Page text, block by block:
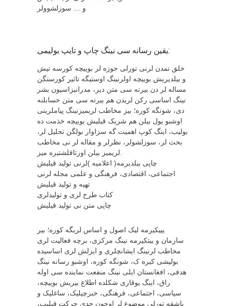
و … سوزلشوولر
یقین رسانه سی نینگ چاپ و تایپ بولیمی:
خلق تمدن لرنی تورلی حوزه لر بوییچه کورسه تیش
و بیلدیریش بوییچه اولرنینگ اوستیگه تاثیر کورستگن
مساله لر دن بیرته سی متن دیر، مدرانیزاسیون بشر
نینگ اساسی رکن لریدن هم بیرته سی متن حسابلنه
دی، شونگه کوره؛ بیز مخاطب لریمیزنینگ پیاملرینی
اوشبو یول بیلن هم شریک قیلیش بوییچه خذمت ده
بولیب، اینگ کوپ اهمیت گه سزاوار بولگن تحلیل لر،
بحث لر، سوزلشولر، نظرلر و مقاله لر نی مخاطب
چاپی بیلدیرمه( اعلامیه )لرنی تولید قیلیش
اجتماعی، اقتصادی، فرهنگی و علمی مجله لرنی
تهیه و تولید قیلیش
کتاب طرح لری و تولیدلری
چاپی متن نی تولید قیلیش
یییکیرمه لیک اصول و اساس لریگه کوره؛ بیر
سازمان و ییتکیرمه نینگ مرکزی، برچه فعالیت لری
مخاطب لرنینگ ایشانچلری و ایزلش لری اساسیده
بولیشی کیره ک، شونگه کوره، اوشبو رسانه نینگ
هدفی، افغانستان ایلی نینگ منفعت نماینده سی اوله
راق، اینگ یوقاری شکلده اطلاع بیریش بوییچه،
سیاسی، اجتماعی، فرهنگی، خبرچیلیک، ساغلیک و
باشقه تورلی موضوع لر اوچون جدی حرکت قیلیب،